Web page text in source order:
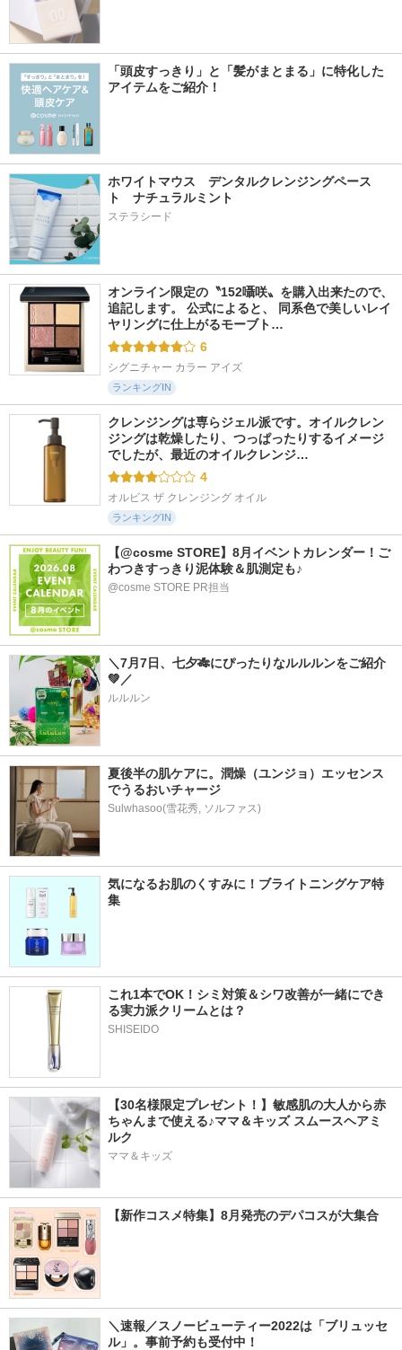
「頭皮すっきり」と「髪がまとまる」に特化した
アイテムをご紹介！
ホワイトマウス　デンタルクレンジングペース
ト　ナチュラルミント
ステラシード
オンライン限定の〝152囁咲〟を購入出来たので、
追記します。 公式によると、 同系色で美しいレイ
ヤリングに仕上がるモーブト…
6
シグニチャー カラー アイズ
ランキングIN
クレンジングは専らジェル派です。オイルクレン
ジングは乾燥したり、つっぱったりするイメージ
でしたが、最近のオイルクレンジ…
4
オルビス ザ クレンジング オイル
ランキングIN
【@cosme STORE】8月イベントカレンダー！ご
わつきすっきり泥体験＆肌測定も♪
@cosme STORE PR担当
＼7月7日、七夕🎋にぴったりなルルルンをご紹介
💚／
ルルルン
夏後半の肌ケアに。潤燥（ユンジョ）エッセンス
でうるおいチャージ
Sulwhasoo(雪花秀, ソルファス)
気になるお肌のくすみに！ブライトニングケア特
集
これ1本でOK！シミ対策＆シワ改善が一緒にでき
る実力派クリームとは？
SHISEIDO
【30名様限定プレゼント！】敏感肌の大人から赤
ちゃんまで使える♪ママ＆キッズ スムースヘアミ
ルク
ママ＆キッズ
【新作コスメ特集】8月発売のデパコスが大集合
＼速報／スノービューティー2022は「ブリュッセ
ル」。事前予約も受付中！